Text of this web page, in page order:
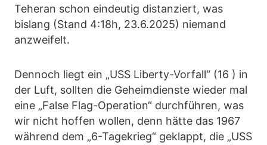
Teheran schon eindeutig distanziert, was
bislang (Stand 4:18h, 23.6.2025) niemand
anzweifelt.
Dennoch liegt ein „USS Liberty-Vorfall“ (16 ) in
der Luft, sollten die Geheimdienste wieder mal
eine „False Flag-Operation“ durchführen, was
wir nicht hoffen wollen, denn hätte das 1967
während dem „6-Tagekrieg“ geklappt, die „USS